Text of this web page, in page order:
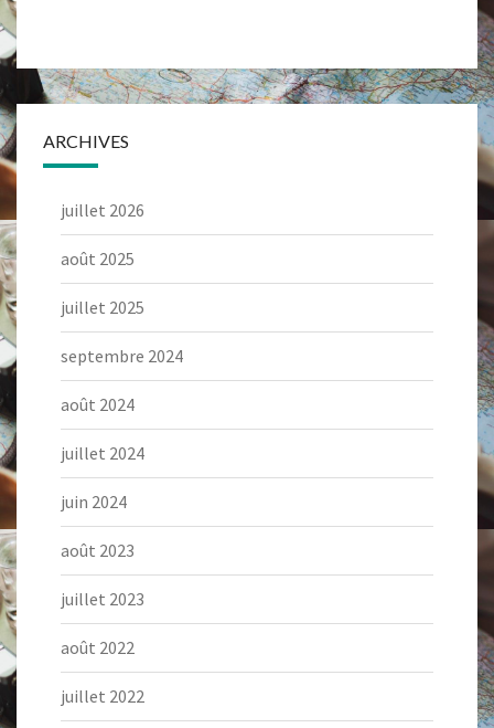
ARCHIVES
juillet 2026
août 2025
juillet 2025
septembre 2024
août 2024
juillet 2024
juin 2024
août 2023
juillet 2023
août 2022
juillet 2022